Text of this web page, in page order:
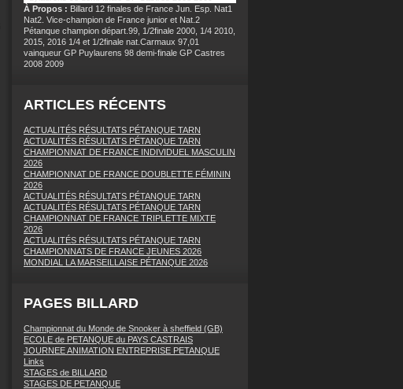
À Propos : Billard 12 finales de France Jun. Esp. Nat1
Nat2. Vice-champion de France junior et Nat.2
Pétanque champion départ.99, 1/2finale 2000, 1/4 2010,
2015, 2016 1/4 et 1/2finale nat.Carmaux 97,01
vainqueur GP Puylaurens 98 demi-finale GP Castres
2008 2009
ARTICLES RÉCENTS
ACTUALITÉS RÉSULTATS PÉTANQUE TARN
ACTUALITÉS RÉSULTATS PÉTANQUE TARN
CHAMPIONNAT DE FRANCE INDIVIDUEL MASCULIN
2026
CHAMPIONNAT DE FRANCE DOUBLETTE FÉMININ
2026
ACTUALITÉS RÉSULTATS PÉTANQUE TARN
ACTUALITÉS RÉSULTATS PÉTANQUE TARN
CHAMPIONNAT DE FRANCE TRIPLETTE MIXTE
2026
ACTUALITÉS RÉSULTATS PÉTANQUE TARN
CHAMPIONNATS DE FRANCE JEUNES 2026
MONDIAL LA MARSEILLAISE PÉTANQUE 2026
PAGES BILLARD
Championnat du Monde de Snooker à sheffield (GB)
ECOLE de PETANQUE du PAYS CASTRAIS
JOURNEE ANIMATION ENTREPRISE PETANQUE
Links
STAGES de BILLARD
STAGES DE PETANQUE